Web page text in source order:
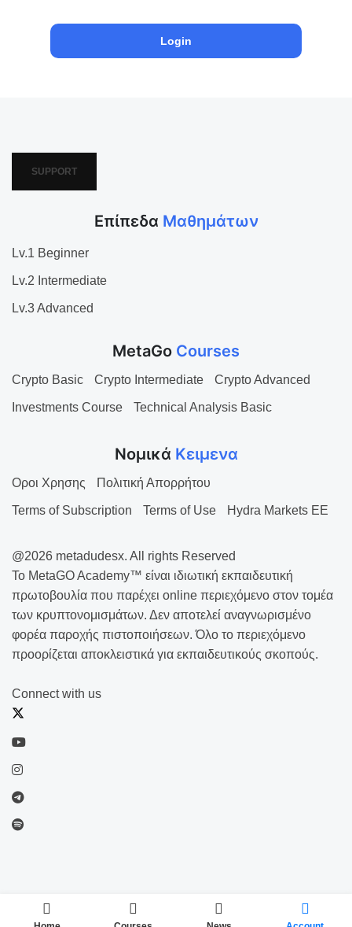
SUPPORT
Επίπεδα Μαθημάτων
Lv.1 Beginner
Lv.2 Intermediate
Lv.3 Advanced
MetaGo Courses
Crypto Basic Crypto Intermediate Crypto Advanced
Investments Course Technical Analysis Basic
Νομικά Κειμενα
Οροι Χρησης Πολιτική Απορρήτου
Terms of Subscription Terms of Use Hydra Markets EE
@2026 metadudesx. All rights Reserved
Το MetaGO Academy™ είναι ιδιωτική εκπαιδευτική
πρωτοβουλία που παρέχει online περιεχόμενο στον τομέα
των κρυπτονομισμάτων. Δεν αποτελεί αναγνωρισμένο
φορέα παροχής πιστοποιήσεων. Όλο το περιεχόμενο
προορίζεται αποκλειστικά για εκπαιδευτικούς σκοπούς.
Connect with us